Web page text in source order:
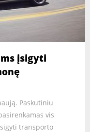
įsigyti
Paskutiniu
vis
transporto